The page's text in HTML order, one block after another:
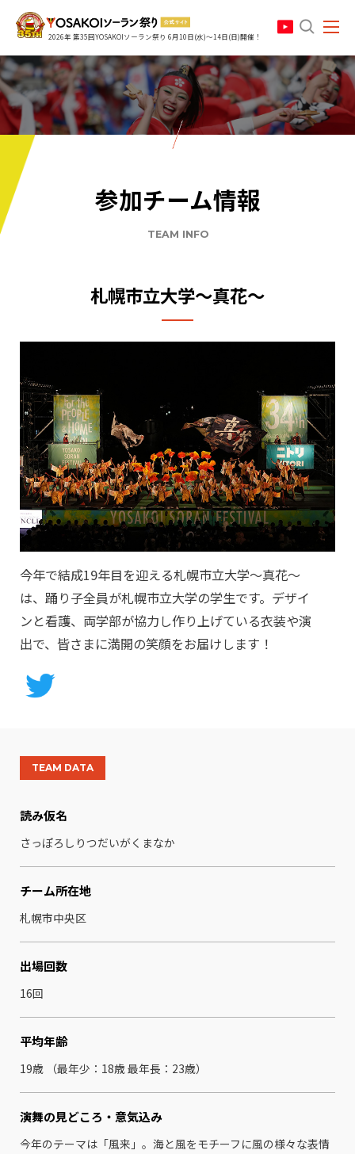
2026年 第35回YOSAKOIソーラン祭り 6月10日(水)～14日(日)開催！
search
参加チーム情報
TEAM INFO
札幌市立大学〜真花〜
今年で結成19年目を迎える札幌市立大学〜真花〜
は、踊り子全員が札幌市立大学の学生です。デザイ
ンと看護、両学部が協力し作り上げている衣装や演
出で、皆さまに満開の笑顔をお届けします！
TEAM DATA
読み仮名
さっぽろしりつだいがくまなか
チーム所在地
札幌市中央区
出場回数
16回
平均年齢
19歳 （最年少：18歳 最年⻑：23歳）
演舞の見どころ・ 意気込み
今年のテーマは「風来」。海と風をモチーフに風の様々な表情